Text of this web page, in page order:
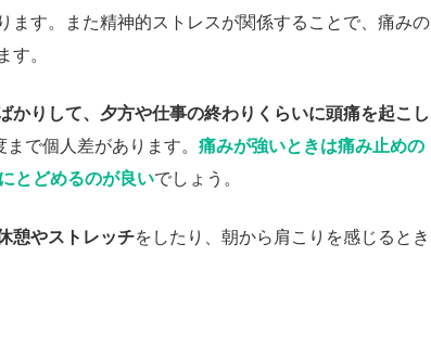
ます。また精神的ストレスが関係することで、痛みの
。
りして、夕方や仕事の終わりくらいに頭痛を起こし
で個人差があります。 痛みが強いときは痛み止めの
とどめるのが良いでしょう。
憩やストレッチをしたり、朝から肩こりを感じるとき